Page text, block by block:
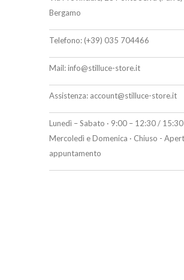
Bergamo
Telefono: (+39) 035 704466
Mail:info@stilluce-store.it
Assistenza: account@stilluce-store.it
Lunedì – Sabato · 9:00 – 12:30 /
Mercoledì e Domenica · Chiuso -
appuntamento